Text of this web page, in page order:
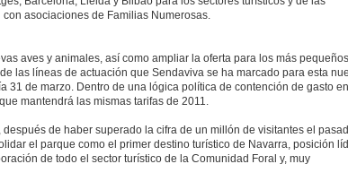
asociaciones de Familias Numerosas.
aves y animales, así como ampliar la oferta para los más pequeños
las líneas de actuación que Sendaviva se ha marcado para esta
31 de marzo. Dentro de una lógica política de contención de gasto en
mantendrá las mismas tarifas de 2011.
de haber superado la cifra de un millón de visitantes el
el parque como el primer destino turístico de Navarra, posición
de todo el sector turístico de la Comunidad Foral y, muy